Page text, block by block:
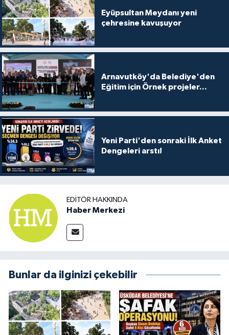
Eyüpsultan Meydanı yeni
çehresine kavuşuyor
Arnavutköy'da Belediye'den
Eğitim için Örnek projeler...
Yeni Parti'den sonraki İlk Anket
Dengeleri arstı!
EDITÖR HAKKINDA
Haber Merkezi
Bunlar da ilginizi çekebilir